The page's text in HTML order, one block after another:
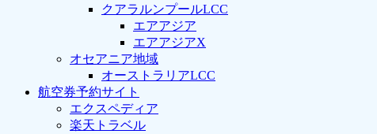
クアラルンプールLCC
エアアジア
エアアジアX
オセアニア地域
オーストラリアLCC
航空券予約サイト
エクスペディア
楽天トラベル